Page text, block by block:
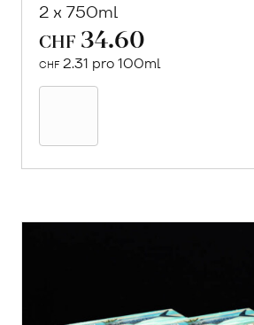
2 x 750ml
CHF 34.60
CHF 2.31 pro 100ml